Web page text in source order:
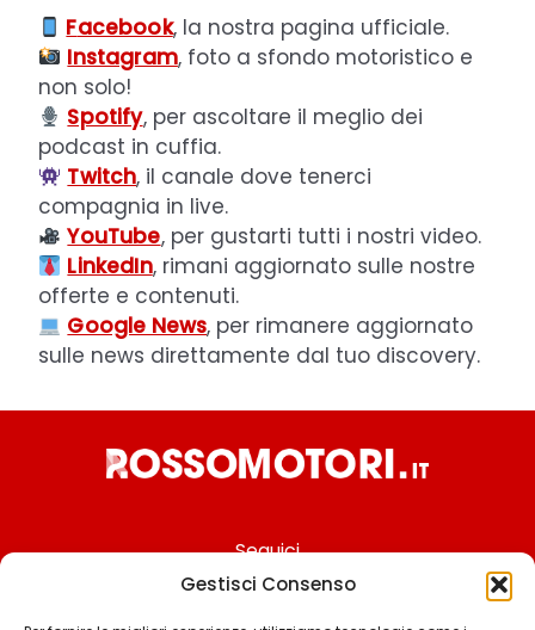
Gestisci Consenso
Facebook, la nostra pagina ufficiale.
Instagram, foto a sfondo motoristico e
non solo!
Spotify, per ascoltare il meglio dei
podcast in cuffia.
Twitch, il canale dove tenerci
compagnia in live.
YouTube, per gustarti tutti i nostri video.
LinkedIn, rimani aggiornato sulle nostre
offerte e contenuti.
Google News, per rimanere aggiornato
sulle news direttamente dal tuo discovery.
Seguici